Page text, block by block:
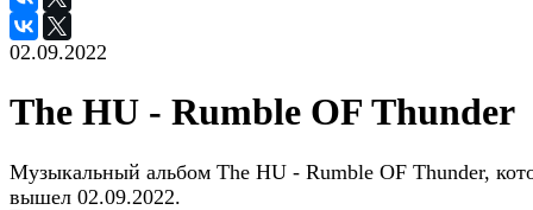
02.09.2022
The HU - Rumble OF Thunder
Музыкальный альбом The HU - Rumble OF Thunder,
вышел 02.09.2022.